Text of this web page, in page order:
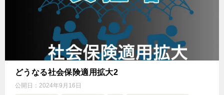
どうなる社会保険適用拡大2
公開日： 2024年9月16日